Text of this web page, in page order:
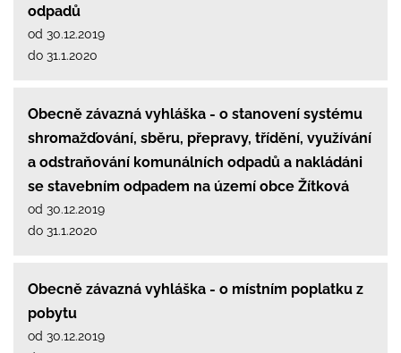
odpadů
od 30.12.2019
do 31.1.2020
Obecně závazná vyhláška - o stanovení systému
shromažďování, sběru, přepravy, třídění, využívání
a odstraňování komunálních odpadů a nakládáni
se stavebním odpadem na území obce Žítková
od 30.12.2019
do 31.1.2020
Obecně závazná vyhláška - o místním poplatku z
pobytu
od 30.12.2019